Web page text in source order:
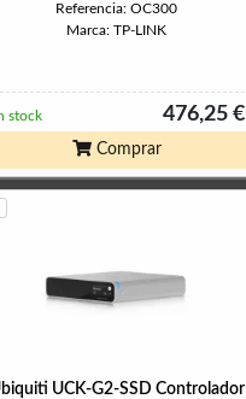
Referencia: OC300
Marca: TP-LINK
476,25 €
stock
Comprar
UCK-G2-SSD Controlador